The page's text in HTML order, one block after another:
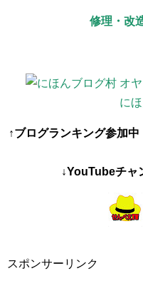
修理・改
に
↑ブログランキング参加
↓YouTubeチャ
スポンサーリンク